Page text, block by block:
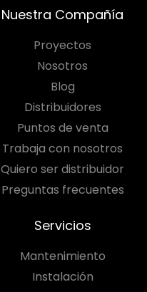
NO TIENES PRODUCTOS
Nuestra Compañía
Proyectos
Nosotros
Blog
Distribuidores
Puntos de venta
Trabaja con nosotros
Quiero ser distribuidor
Preguntas frecuentes
Servicios
Mantenimiento
Instalación